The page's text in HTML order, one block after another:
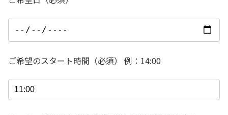
ご希望のスタート時間（必須） 例：14:00